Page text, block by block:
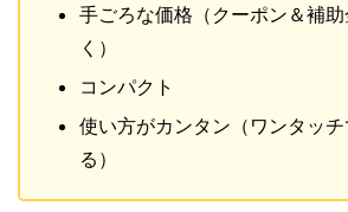
手ごろな価格（クーポン＆補
く）
コンパクト
使い方がカンタン（ワンタッチ
る）